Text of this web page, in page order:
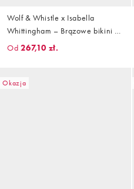
Wolf & Whistle x Isabella
Whittingham – Brązowe bikini z
kontrastowym wykończeniem
Od 267,10 zł.
Okazja